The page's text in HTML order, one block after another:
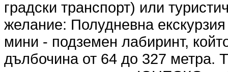
градски транспорт) или
желание: Полудневна
мини - подземен лабиринт,
дълбочина от 64 до 327 метра.